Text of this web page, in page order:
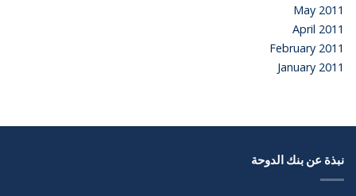
May 2011
April 2011
February 2011
January 2011
نبذة عن بنك الدوحة